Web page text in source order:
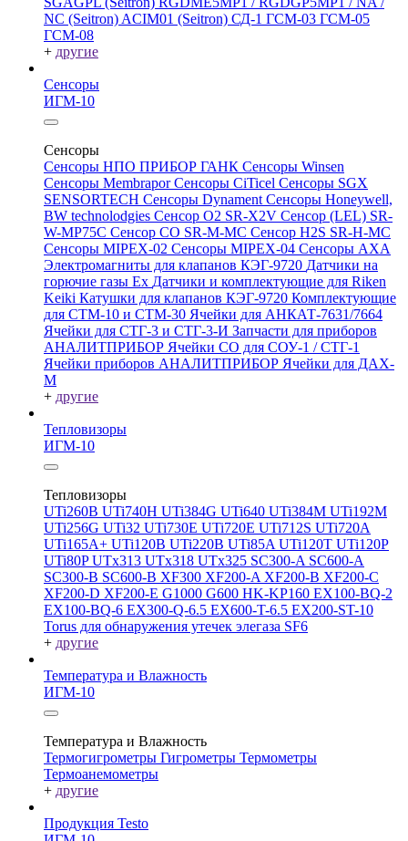
NC (Seitron) ACIM01 (Seitron) СД-1 ГСМ-03 ГСМ-05
ГСМ-08
+ другие
Сенсоры
ИГМ-10
Сенсоры
Сенсоры НПО ПРИБОР ГАНК Сенсоры Winsen
Сенсоры MembraporСенсоры CiTicel Сенсоры SGX
SENSORTECH Сенсоры Dynament Сенсоры Honeywell,
BW technolodgies Сенсор O2 SR-X2V Сенсор (LEL) SR-
W-MP75C Сенсор CO SR-M-MC Сенсор H2S SR-H-MC
Сенсоры MIPEX-02 Сенсоры MIPEX-04 Сенсоры АХА
Электромагниты для клапанов КЭГ-9720 Датчики на
горючие газы Ex Датчики и комплектующие для Riken
Keiki Катушки для клапанов КЭГ-9720 Комплектующие
для СТМ-10 и СТМ-30 Ячейки для АНКАТ-7631/7664
Ячейки для СТГ-3 и СТГ-3-И Запчасти для приборов
АНАЛИТПРИБОР Ячейки CO для СОУ-1 / СТГ-1
Ячейки приборов АНАЛИТПРИБОР Ячейки для ДАХ-
М
+ другие
Тепловизоры
ИГМ-10
Тепловизоры
UTi260В UTi740H UTi384G UTi640 UTi384M UTi192M
UTi256G UTi32 UTi730E UTi720E UTi712S UTi720A
UTi165A+ UTi120B UTi220B UTi85A UTi120T UTi120P
UTi80PUTx313 UTx318 UTx325 SC300-A SC600-A
SC300-B SC600-B XF300 XF200-A XF200-B XF200-C
XF200-D XF200-E G1000 G600 HK-KP160 EX100-BQ-2
EX100-BQ-6 EX300-Q-6.5 EX600-T-6.5 EX200-ST-10
Torus для обнаружения утечек элегаза SF6
+ другие
Температура и Влажность
ИГМ-10
Температура и Влажность
Термогигрометры Гигрометры Термометры
Термоанемометры
+ другие
Продукция Testo